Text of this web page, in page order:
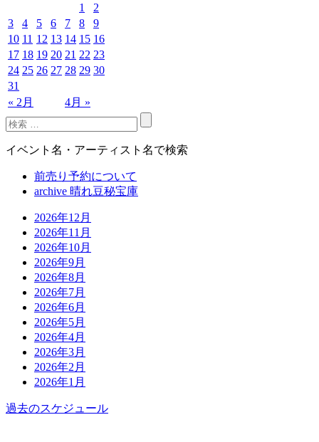
« 2月 4月 »
1
2
3
4 5 6 7 8
9
10 11 12 13 14 15 16
17 18 19 20 21 22 23
24 25 26 27 28 29 30
31
イベント名・アーティスト名で検索
前売り予約について
archive 晴れ豆秘宝庫
2026年12月
2026年11月
2026年10月
2026年9月
2026年8月
2026年7月
2026年6月
2026年5月
2026年4月
2026年3月
2026年2月
2026年1月
過去のスケジュール